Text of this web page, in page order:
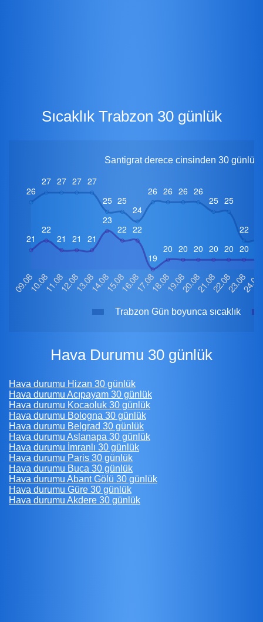
Sıcaklık Trabzon 30 günlük
Santigrat derece cinsinden 30 günlük
Trabzon Gün boyunca sıcaklık
Hava Durumu 30 günlük
Hava durumu Hizan 30 günlük
Hava durumu Acıpayam 30 günlük
Hava durumu Kocaoluk 30 günlük
Hava durumu Bologna 30 günlük
Hava durumu Belgrad 30 günlük
Hava durumu Aslanapa 30 günlük
Hava durumu İmranlı 30 günlük
Hava durumu Paris 30 günlük
Hava durumu Buca 30 günlük
Hava durumu Abant Gölü 30 günlük
Hava durumu Güre 30 günlük
Hava durumu Akdere 30 günlük